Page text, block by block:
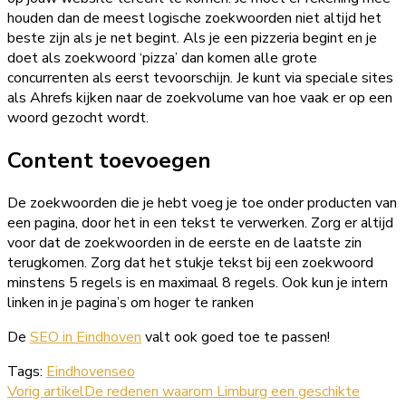
houden dan de meest logische zoekwoorden niet altijd het
beste zijn als je net begint. Als je een pizzeria begint en je
doet als zoekwoord ‘pizza’ dan komen alle grote
concurrenten als eerst tevoorschijn. Je kunt via speciale sites
als Ahrefs kijken naar de zoekvolume van hoe vaak er op een
woord gezocht wordt.
Content toevoegen
De zoekwoorden die je hebt voeg je toe onder producten van
een pagina, door het in een tekst te verwerken. Zorg er altijd
voor dat de zoekwoorden in de eerste en de laatste zin
terugkomen. Zorg dat het stukje tekst bij een zoekwoord
minstens 5 regels is en maximaal 8 regels. Ook kun je intern
linken in je pagina’s om hoger te ranken
De SEO in Eindhoven valt ook goed toe te passen!
Tags: Eindhovenseo
Bericht
Vorig artikelDe redenen waarom Limburg een geschikte